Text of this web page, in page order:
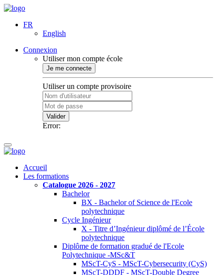
FR
English
Connexion
Utiliser mon compte école
Je me connecte
Utiliser un compte provisoire
Valider
Error:
Accueil
Les formations
Catalogue 2026 - 2027
Bachelor
BX - Bachelor of Science de l'Ecole
polytechnique
Cycle Ingénieur
X - Titre d’Ingénieur diplômé de l’École
polytechnique
Diplôme de formation gradué de l'Ecole
Polytechnique -MSc&T
MScT-CyS - MScT-Cybersecurity (CyS)
MScT-DDDF - MScT-Double Degree